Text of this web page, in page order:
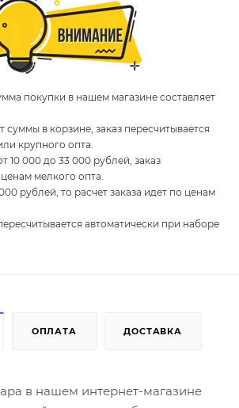
покупки в нашем магазине составляет
суммы в корзине, заказ пересчитывается
крупного опта.
10 000 до 33 000 рублей, заказ
мелкого опта.
рублей, то расчет заказа идет по ценам
автоматически при наборе
ОПЛАТА ДОСТАВКА
в нашем интернет-магазине